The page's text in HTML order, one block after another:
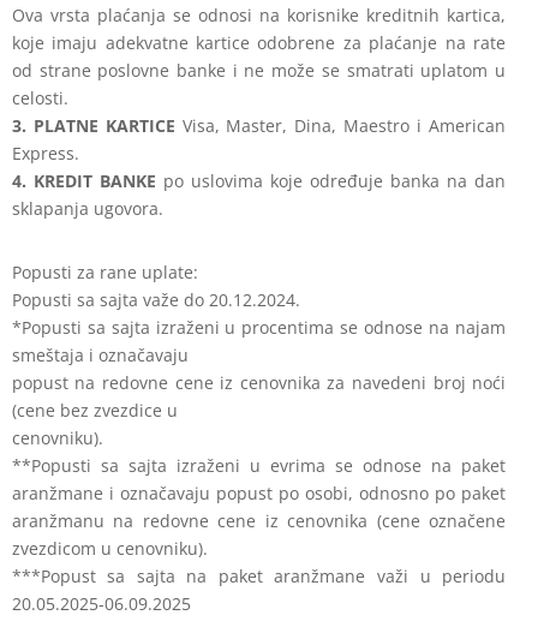
Ova vrsta plaćanja se odnosi na korisnike kreditnih kartica,
koje imaju adekvatne kartice odobrene za plaćanje na rate
od strane poslovne banke i ne može se smatrati uplatom u
celosti.
3. PLATNE KARTICE Visa, Master, Dina, Maestro i American
Express.
4. KREDIT BANKE po uslovima koje određuje banka na dan
sklapanja ugovora.
Popusti za rane uplate:
Popusti sa sajta važe do 20.12.2024.
*Popusti sa sajta izraženi u procentima se odnose na najam
smeštaja i označavaju
popust na redovne cene iz cenovnika za navedeni broj noći
(cene bez zvezdice u
cenovniku).
**Popusti sa sajta izraženi u evrima se odnose na paket
aranžmane i označavaju popust po osobi, odnosno po paket
aranžmanu na redovne cene iz cenovnika (ceneoznačene
zvezdicom u cenovniku).
***Popust sa sajta na paket aranžmane važi u periodu
20.05.2025-06.09.2025